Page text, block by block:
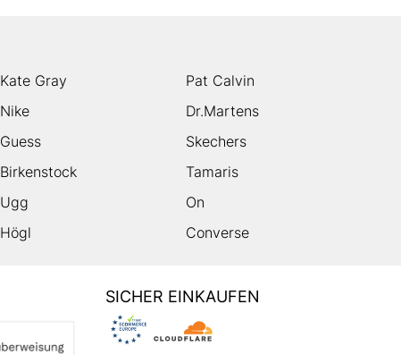
Kate Gray
Pat Calvin
Nike
Dr.Martens
Guess
Skechers
Birkenstock
Tamaris
Ugg
On
Högl Converse
SICHER EINKAUFEN